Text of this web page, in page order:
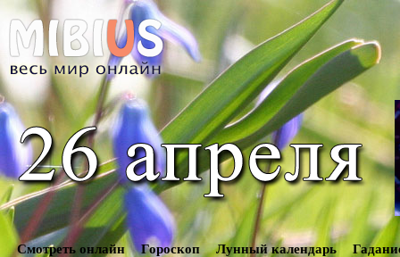
Смотреть онлайн Гороскоп Лунный календарь